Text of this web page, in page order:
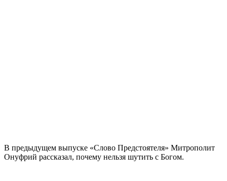
В предыдущем выпуске «Слово Предстоятеля» Митрополит
Онуфрий рассказал, почему нельзя шутить с Богом.